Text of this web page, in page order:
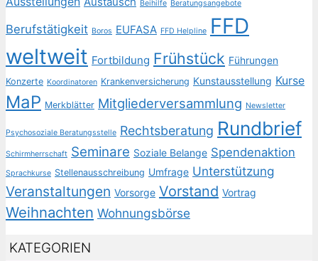
Beihilfe Beratungsangebote
Berufstätigkeit Boros EUFASA FFD Helpline FFD
weltweit Fortbildung Frühstück Führungen
Konzerte Koordinatoren Krankenversicherung Kunstausstellung Kurse
MaP Merkblätter Mitgliederversammlung Newsletter
Psychosoziale Beratungsstelle Rechtsberatung Rundbrief
Schirmherrschaft Seminare Soziale Belange Spendenaktion
Sprachkurse Stellenausschreibung Umfrage Unterstützung
Veranstaltungen Vorsorge Vorstand Vortrag
Weihnachten Wohnungsbörse
KATEGORIEN